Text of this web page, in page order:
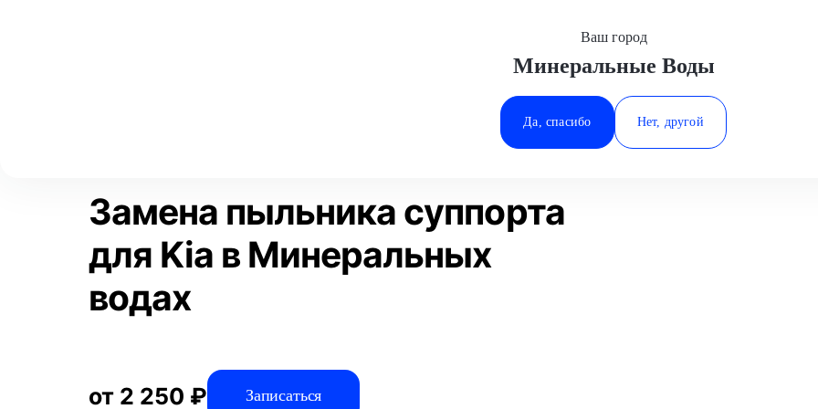
Минеральные Воды
Ростов-на-Дону
Ставрополь
Ваш город
Минеральные Воды
Да, спасибо Нет, другой
Замена пыльника суппорта Kia
Статьи
Замена пыльника суппорта
для Kia в Минеральных
водах
от 2 250 ₽ Записаться